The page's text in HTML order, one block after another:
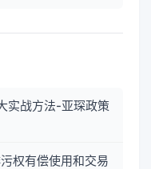
实战方法-亚琛政策
权有偿使用和交易